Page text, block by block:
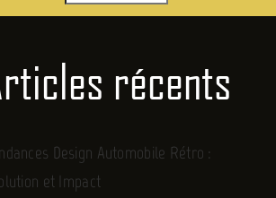
récents
Design Automobile Rétro :
et Impact